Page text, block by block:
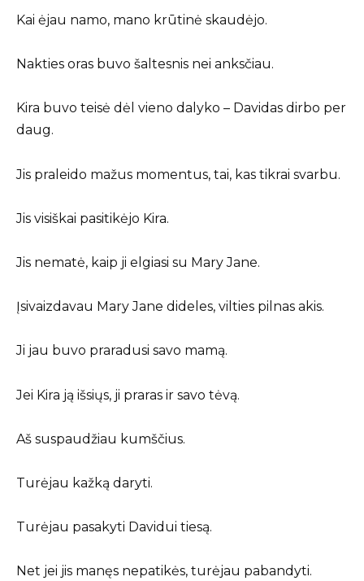
Kai ėjau namo, mano krūtinė skaudėjo.
Nakties oras buvo šaltesnis nei anksčiau.
Kira buvo teisė dėl vieno dalyko – Davidas dirbo per
daug.
Jis praleido mažus momentus, tai, kas tikrai svarbu.
Jis visiškai pasitikėjo Kira.
Jis nematė, kaip ji elgiasi su Mary Jane.
Įsivaizdavau Mary Jane dideles, vilties pilnas akis.
Ji jau buvo praradusi savo mamą.
Jei Kira ją išsiųs, ji praras ir savo tėvą.
Aš suspaudžiau kumščius.
Turėjau kažką daryti.
Turėjau pasakyti Davidui tiesą.
Net jei jis manęs nepatikės, turėjau pabandyti.